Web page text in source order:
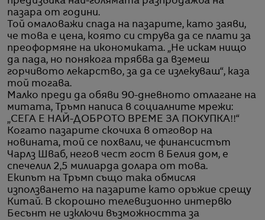
пазара от години.
Той омаловажи спада на пазарите, като заяви,
че това е цена, която си струва да се плати за
преоформяне на икономиката. „Не искам нищо
да пада, но понякога трябва да вземеш
горчивото лекарство, за да се излекуваш“, каза
той тогава.
Малко преди да обяви 90-дневното отлагане на
митата, Тръмп написа в социалните мрежи:
„СЕГА Е НАЙ-ДОБРОТО ВРЕМЕ ЗА ПОКУПКА!!“
Когато пазарите скочиха в отговор на
новината, той се похвали, че финансистът
Чарлз Шваб, негов чест гост в Белия дом, е
спечелил 2,5 милиарда долара от това.
Екипът на Тръмп също така обмисля
използването на пазарите като оръжие срещу
Китай. В скорошно телевизионно интервю
Бесънт не изключи възможността за